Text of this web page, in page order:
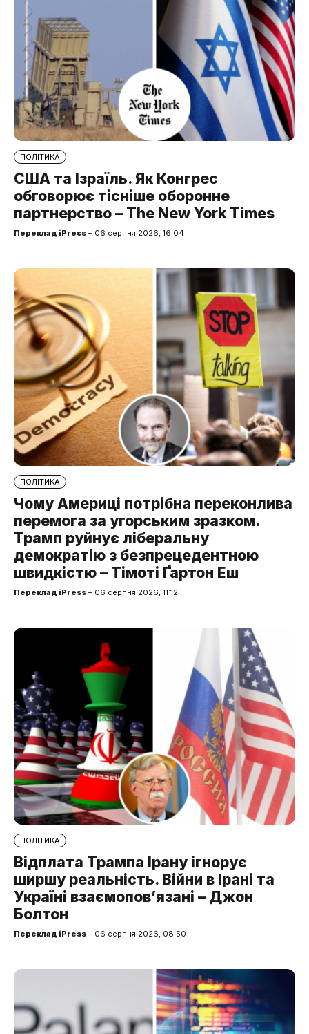
ПОЛІТИКА
США та Ізраїль. Як Конгрес
обговорює тісніше оборонне
партнерство – The New York Times
Переклад iPress – 06 серпня 2026, 16:04
ПОЛІТИКА
Чому Америці потрібна переконлива
перемога за угорським зразком.
Трамп руйнує ліберальну
демократію з безпрецедентною
швидкістю – Тімоті Ґартон Еш
Переклад iPress – 06 серпня 2026, 11:12
ПОЛІТИКА
Відплата Трампа Ірану ігнорує
ширшу реальність. Війни в Ірані та
Україні взаємопов’язані – Джон
Болтон
Переклад iPress – 06 серпня 2026, 08:50